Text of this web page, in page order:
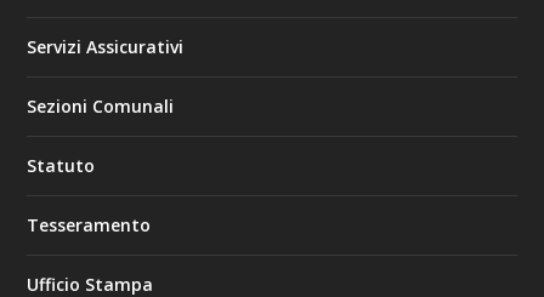
Servizi Assicurativi
Sezioni Comunali
Statuto
Tesseramento
Ufficio Stampa